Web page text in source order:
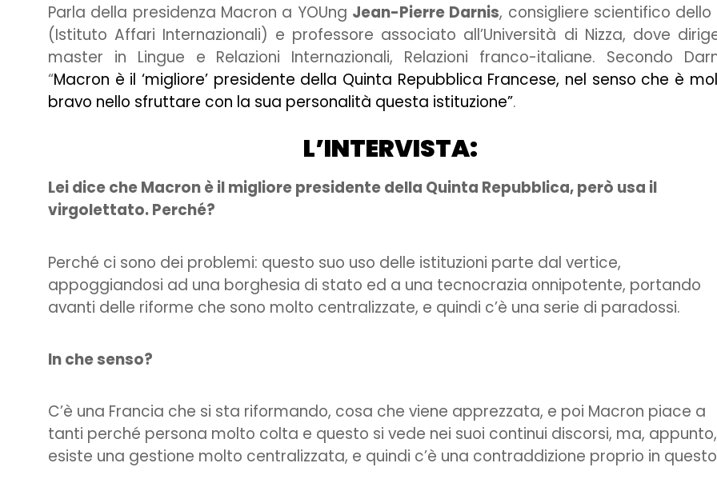
Parla della presidenza Macron a YOUng Jean-Pierre Darnis, consigliere scientifico dello
(Istituto Affari Internazionali) e professore associato all’Università di Nizza, dove
master in Lingue e Relazioni Internazionali, Relazioni franco-italiane. Secondo
“Macron è il ‘migliore’ presidente della Quinta Repubblica Francese, nel senso che è
bravo nello sfruttare con la sua personalità questa istituzione”.
L’INTERVISTA:
Lei dice che Macron è il migliore presidente della Quinta Repubblica, però usa il
virgolettato. Perché?
Perché ci sono dei problemi: questo suo uso delle istituzioni parte dal vertice,
appoggiandosi ad una borghesia di stato ed a una tecnocrazia onnipotente, portando
avanti delle riforme che sono molto centralizzate, e quindi c’è una serie di paradossi.
In che senso?
C’è una Francia che si sta riformando, cosa che viene apprezzata, e poi Macron piace a
tanti perché persona molto colta e questo si vede nei suoi continui discorsi, ma, appunto,
esiste una gestione molto centralizzata, e quindi c’è una contraddizione proprio in